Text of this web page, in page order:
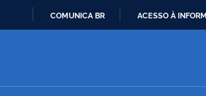
COMUNICA BR ACESSO À